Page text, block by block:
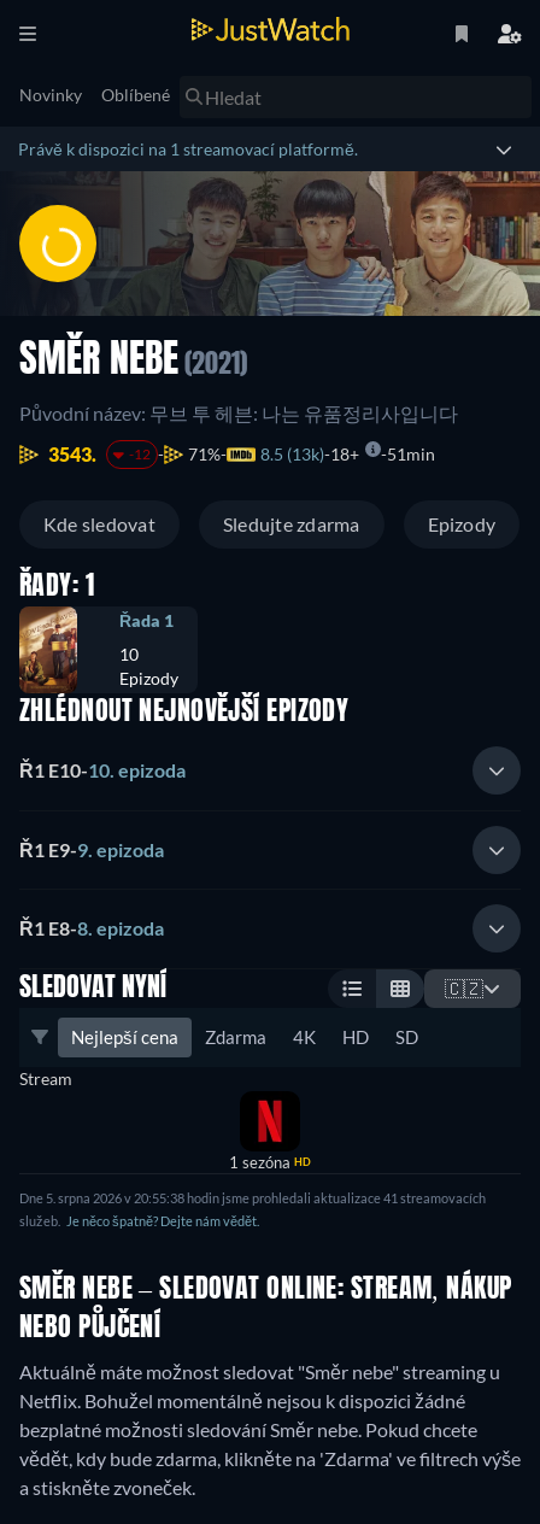
Novinky Oblíbené
Právě k dispozici na 1 streamovací platformě.
SMĚR NEBE (2021)
Původní název: 무브 투 헤븐: 나는 유품정리사입니다
3543.
-12 71% 8.5 (13k) 18+ 51min
Kde sledovat Sledujte zdarma Epizody
ŘADY: 1
Řada 1
10
Epizody
ZHLÉDNOUT NEJNOVĚJŠÍ EPIZODY
Ř1 E10-10. epizoda
Ř1 E9-9. epizoda
Ř1 E8-8. epizoda
SLEDOVAT NYNÍ 🇨🇿
Nejlepší cena Zdarma 4K HD SD
Stream
1 sezóna HD
Dne 5. srpna 2026v 20:55:38hodin jsme prohledali aktualizace41 streamovacích
služeb.
Je něco špatně? Dejte nám vědět.
SMĚR NEBE – SLEDOVAT ONLINE: STREAM, NÁKUP
NEBO PŮJČENÍ
Aktuálně máte možnost sledovat "Směr nebe" streaming u
Netflix. Bohužel momentálně nejsou k dispozici žádné
bezplatné možnosti sledování Směr nebe. Pokud chcete
vědět, kdy bude zdarma, klikněte na 'Zdarma' ve filtrech výše
a stiskněte zvoneček.